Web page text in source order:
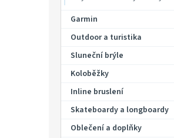
Garmin
Outdoor a turistika
Sluneční brýle
Koloběžky
Inline bruslení
Skateboardy a longboardy
Oblečení a doplňky